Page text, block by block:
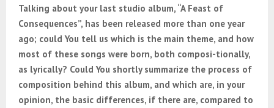
Talking about your last studio album, “A Feast of
Consequences”, has been released more than one year
ago; could You tell us which is the main theme, and how
most of these songs were born, both composi-tionally,
as lyrically? Could You shortly summarize the process of
composition behind this album, and which are, in your
opinion, the basic differences, if there are, compared to